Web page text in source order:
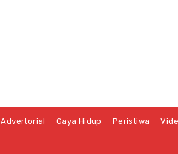
Advertorial Gaya Hidup Peristiwa